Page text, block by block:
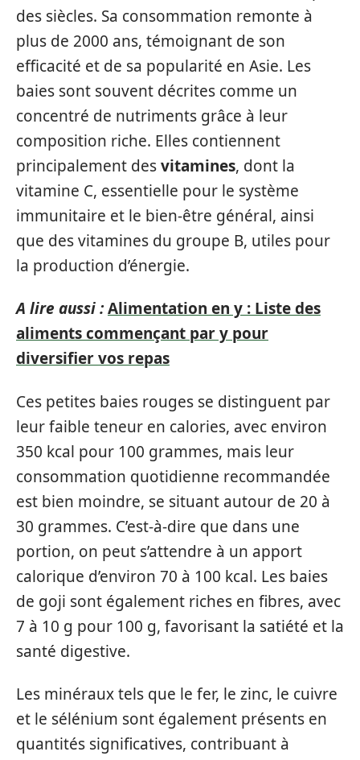
des siècles. Sa consommation remonte à
plus de 2000 ans, témoignant de son
efficacité et de sa popularité en Asie. Les
baies sont souvent décrites comme un
concentré de nutriments grâce à leur
composition riche. Elles contiennent
principalement desvitamines, dont la
vitamine C, essentielle pour le système
immunitaire et le bien-être général, ainsi
que des vitamines du groupe B, utiles pour
la production d’énergie.
A lire aussi :Alimentation en y : Liste des
aliments commençant par y pour
diversifier vos repas
Ces petites baies rouges se distinguent par
leur faible teneur en calories, avec environ
350 kcal pour 100 grammes, mais leur
consommation quotidienne recommandée
est bien moindre, se situant autour de 20 à
30 grammes. C’est-à-dire que dans une
portion, on peut s’attendre à un apport
calorique d’environ 70 à 100 kcal. Les baies
de goji sont également riches en fibres, avec
7 à 10 g pour 100 g, favorisant la satiété et la
santé digestive.
Les minéraux tels que le fer, le zinc, le cuivre
et le sélénium sont également présents en
quantités significatives, contribuant à